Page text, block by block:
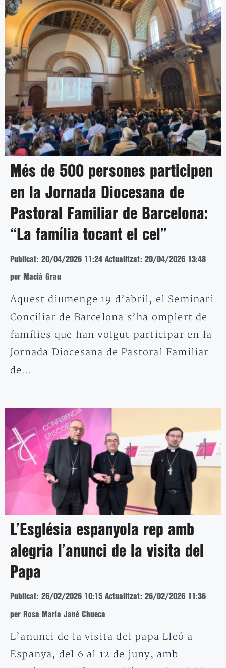
Més de 500 persones participen
en la Jornada Diocesana de
Pastoral Familiar de Barcelona:
“La família tocant el cel”
Publicat: 20/04/2026 11:24 Actualitzat: 20/04/2026 13:48
per Macià Grau
Aquest diumenge 19 d’abril, el Seminari
Conciliar de Barcelona s’ha omplert de
famílies que han volgut participar en la
Jornada Diocesana de Pastoral Familiar
de…
L’Església espanyola rep amb
alegria l’anunci de la visita del
Papa
Publicat: 26/02/2026 10:15 Actualitzat: 26/02/2026 11:36
per Rosa María Jané Chueca
L’anunci de la visita del papa Lleó a
Espanya, del 6 al 12 de juny, amb